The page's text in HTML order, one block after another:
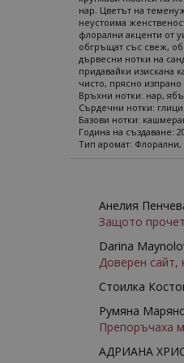
нар. Цветът на
неустоима
флорални акценти от
обгръщат със свеж,
дървесни нотки на
придавайки изискана
чисто, прясно
Връхни нотки: нар,
Сърдечни нотки:
Базови нотки:
Година на създаване:
Тип аромат: Флорални,
Анелия
Защото
Darina
Доверен сайт,
Стоилка
Румяна
Препоръчаха
АДРИАНА